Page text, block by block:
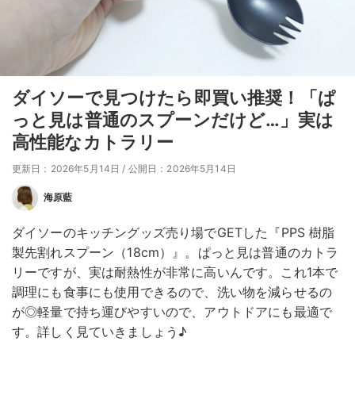
ダイソーで見つけたら即買い推奨！「ぱ
っと見は普通のスプーンだけど…」実は
高性能なカトラリー
更新日：2026年5月14日 / 公開日：2026年5月14日
海原藍
ダイソーのキッチングッズ売り場でGETした『PPS 樹脂
製先割れスプーン（18cm）』。ぱっと見は普通のカトラ
リーですが、実は耐熱性が非常に高いんです。これ1本で
調理にも食事にも使用できるので、洗い物を減らせるの
が◎軽量で持ち運びやすいので、アウトドアにも最適で
す。詳しく見ていきましょう♪